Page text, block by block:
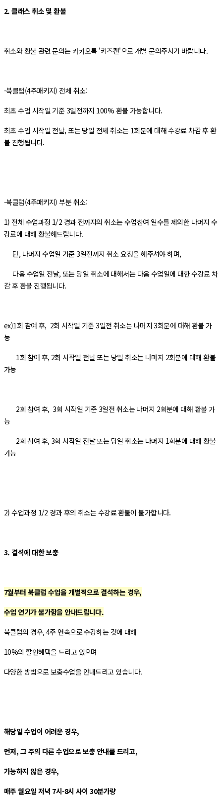
2. 클래스 취소 및 환불
취소와 환불 관련 문의는 카카오톡 '키즈캔'으로 개별 문의주시기 바랍니다.
-북클럽(4주패키지) 전체 취소:
최초 수업 시작일 기준 3일전까지 100% 환불 가능합니다.
최초 수업 시작일 전날, 또는 당일 전체 취소는 1회분에 대해 수강료 차감 후 환
불 진행됩니다.
-북클럽(4주패키지) 부분 취소:
1) 전체 수업과정 1/2 경과 전까지의 취소는 수업참여 일수를 제외한 나머지 수
강료에 대해 환불해드립니다.
단, 나머지 수업일 기준 3일전까지 취소 요청을 해주셔야 하며,
다음 수업일 전날, 또는 당일 취소에 대해서는 다음 수업일에 대한 수강료 차
감 후 환불 진행됩니다.
ex)1회 참여 후, 2회 시작일 기준 3일전 취소는 나머지 3회분에 대해 환불 가
능
1회 참여 후, 2회 시작일 전날 또는 당일 취소는 나머지 2회분에 대해 환불
가능
2회 참여 후, 3회 시작일 기준 3일전 취소는 나머지 2회분에 대해 환불 가
능
2회 참여 후, 3회 시작일 전날 또는 당일 취소는 나머지 1회분에 대해 환불
가능
2) 수업과정 1/2 경과 후의 취소는 수강료 환불이 불가합니다.
3. 결석에 대한 보충
7월부터 북클럽 수업을 개별적으로 결석하는 경우,
수업 연기가 불가함을 안내드립니다.
북클럽의 경우, 4주 연속으로 수강하는 것에 대해
10%의 할인혜택을 드리고 있으며
다양한 방법으로 보충수업을 안내드리고 있습니다.
해당일 수업이 어려운 경우,
먼저, 그 주의 다른 수업으로 보충 안내를 드리고,
가능하지 않은 경우,
매주 월요일 저녁 7시-8시 사이 30분가량